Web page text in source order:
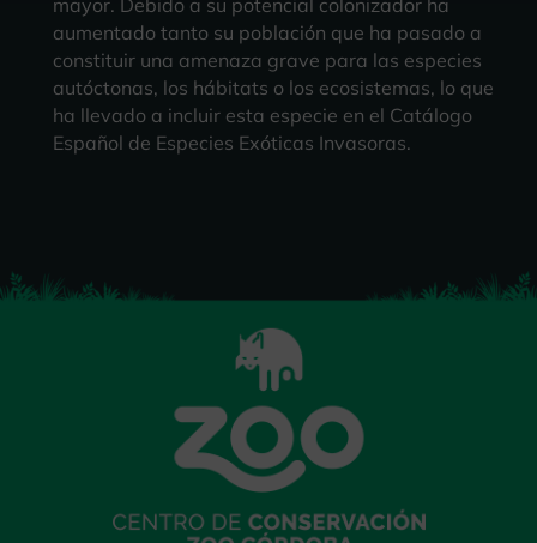
mayor. Debido a su potencial colonizador ha
aumentado tanto su población que ha pasado a
constituir una amenaza grave para las especies
autóctonas, los hábitats o los ecosistemas, lo que
ha llevado a incluir esta especie en el Catálogo
Español de Especies Exóticas Invasoras.